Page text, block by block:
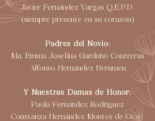
Javier Fernández Vargas Q.E.P.D.
(siempre presente en su corazón)
Padres del Novio:
Ma. Emma Josefina Garduño Contreras
Alfonso Hernández Berumen
Y Nuestras Damas de Honor:
Paola Fernández Rodríguez
Constanza Hernández Montes de Oca